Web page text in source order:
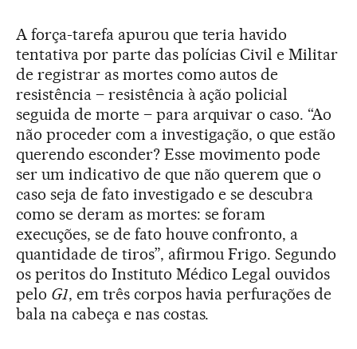
A força-tarefa apurou que teria havido
tentativa por parte das polícias Civil e Militar
de registrar as mortes como autos de
resistência – resistência à ação policial
seguida de morte – para arquivar o caso. “Ao
não proceder com a investigação, o que estão
querendo esconder? Esse movimento pode
ser um indicativo de que não querem que o
caso seja de fato investigado e se descubra
como se deram as mortes: se foram
execuções, se de fato houve confronto, a
quantidade de tiros”, afirmou Frigo. Segundo
os peritos do Instituto Médico Legal ouvidos
pelo G1, em três corpos havia perfurações de
bala na cabeça e nas costas.